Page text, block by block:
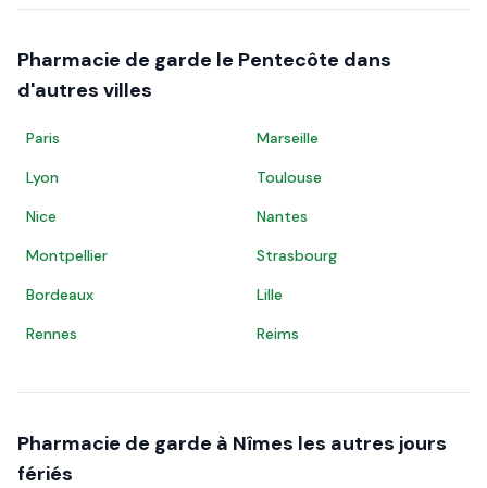
Pharmacie de garde le Pentecôte dans
d'autres villes
Paris
Marseille
Lyon
Toulouse
Nice
Nantes
Montpellier
Strasbourg
Bordeaux
Lille
Rennes
Reims
Pharmacie de garde à Nîmes les autres jours
fériés